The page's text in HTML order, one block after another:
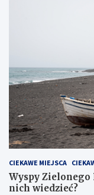
CIEKAWE MIEJSCA
Wyspy Zielonego
nich wiedzieć?